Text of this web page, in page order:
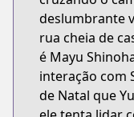
deslumbrante
rua cheia de
é Mayu
interação com
de Natal que